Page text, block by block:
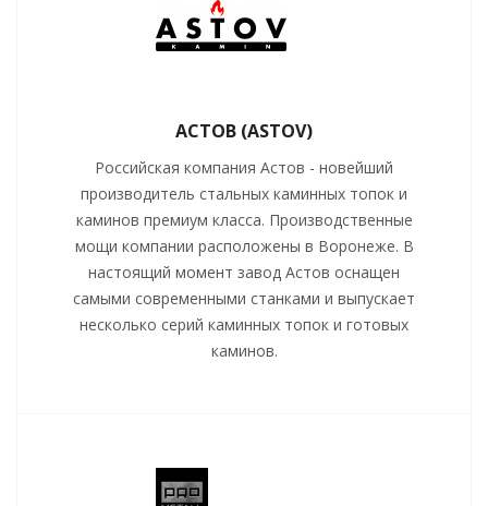
АСТОВ (ASTOV)
Российская компания Астов - новейший
производитель стальных каминных топок и
каминов премиум класса. Производственные
мощи компании расположены в Воронеже. В
настоящий момент завод Астов оснащен
самыми современными станками и выпускает
несколько серий каминных топок и готовых
каминов.